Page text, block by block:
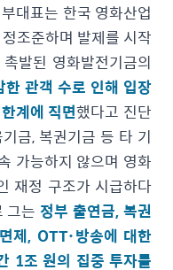
대표는 한국 영화산업
조준하며 발제를 시작
발된 영화발전기금의
관객 수로 인해 입장
계에 직면했다고 진단
금, 복권기금 등 타 기
가능하지 않으며 영화
재정 구조가 시급하다
그는 정부 출연금, 복권
제, OTT·방송에 대한
1조 원의 집중 투자를